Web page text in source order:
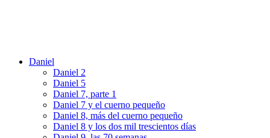
Daniel
Daniel 2
Daniel 5
Daniel 7, parte 1
Daniel 7 y el cuerno pequeño
Daniel 8, más del cuerno pequeño
Daniel 8 y los dos mil trescientos días